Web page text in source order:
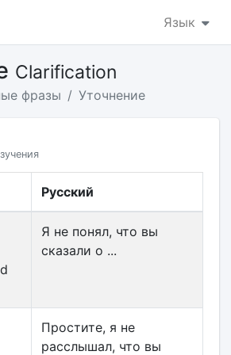
Язык
Clarification
фразы Уточнение
Русский
Я не понял, что вы
сказали о ...
Простите, я не
расслышал, что вы